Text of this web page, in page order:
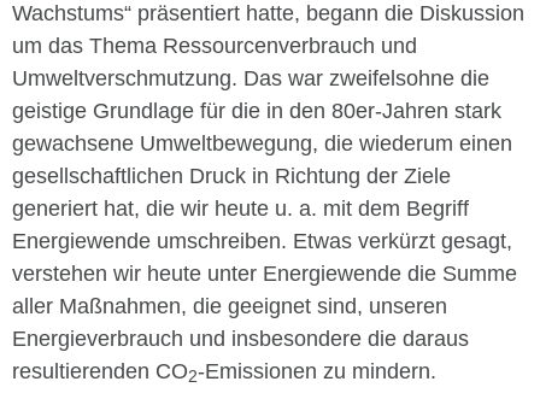
Wachstums“ präsentiert hatte, begann die Diskussion
um das Thema Ressourcenverbrauch und
Umweltverschmutzung. Das war zweifelsohne die
geistige Grundlage für die in den 80er-Jahren stark
gewachsene Umweltbewegung, die wiederum einen
gesellschaftlichen Druck in Richtung der Ziele
generiert hat, die wir heute u. a. mit dem Begriff
Energiewende umschreiben. Etwas verkürzt gesagt,
verstehen wir heute unter Energiewende die Summe
aller Maßnahmen, die geeignet sind, unseren
Energieverbrauch und insbesondere die daraus
resultierenden CO2-Emissionen zu mindern.